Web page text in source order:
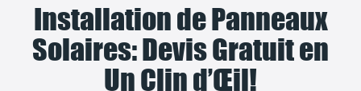
Installation de Panneaux
Solaires: Devis Gratuit en
Un Clin d’Œil!